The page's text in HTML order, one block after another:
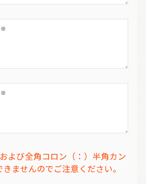
よび全角コロン（：）半角カン
ませんのでご注意ください。